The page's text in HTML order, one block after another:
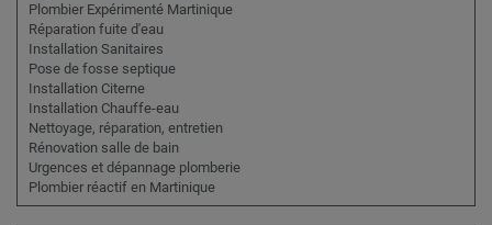
Plombier Expérimenté Martinique
Réparation fuite d'eau
Installation Sanitaires
Pose de fosse septique
Installation Citerne
Installation Chauffe-eau
Nettoyage, réparation, entretien
Rénovation salle de bain
Urgences et dépannage plomberie
Plombier réactif en Martinique